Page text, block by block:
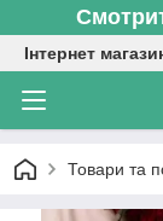
Інтернет
Товари та